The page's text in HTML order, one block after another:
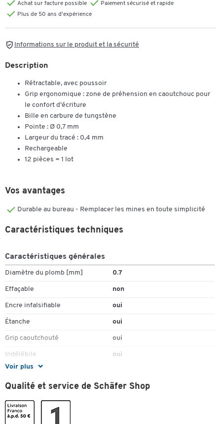
Achat sur facture possible
Paiement sécurisé et rapide
Plus de 50 ans d'expérience
Informations sur le produit et la sécurité
Description
Rétractable, avec poussoir
Grip ergonomique : zone de préhension en caoutchouc pour
le confort d’écriture
Bille en carbure de tungstène
Pointe : Ø 0,7 mm
Largeur du tracé : 0,4 mm
Rechargeable
12 pièces = 1 lot
Vos avantages
Durable au bureau - Remplacer les mines en toute simplicité
Voir plus
Caractéristiques techniques
Caractéristiques générales
Diamètre du plomb [mm] 0.7
Effaçable non
Encre infalsifiable oui
Étanche oui
Grip caoutchouté oui
Indélébile oui
Matériau du corps
Mécanisme rétractable
Pièce(s) par paquet
Rechargeable
Qualité et service de Schäfer Shop